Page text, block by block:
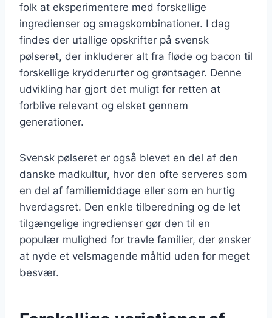
folk at eksperimentere med forskellige
ingredienser og smagskombinationer. I dag
findes der utallige opskrifter på svensk
pølseret, der inkluderer alt fra fløde og bacon til
forskellige krydderurter og grøntsager. Denne
udvikling har gjort det muligt for retten at
forblive relevant og elsket gennem
generationer.
Svensk pølseret er også blevet en del af den
danske madkultur, hvor den ofte serveres som
en del af familiemiddage eller som en hurtig
hverdagsret. Den enkle tilberedning og de let
tilgængelige ingredienser gør den til en
populær mulighed for travle familier, der ønsker
at nyde et velsmagende måltid uden for meget
besvær.